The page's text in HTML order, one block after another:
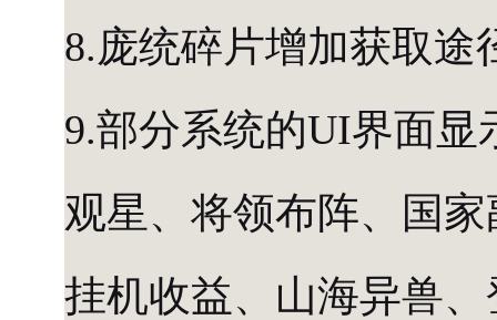
8.庞统碎片增加获取途
9.部分系统的UI界面
观星、将领布阵、国
挂机收益、山海异兽